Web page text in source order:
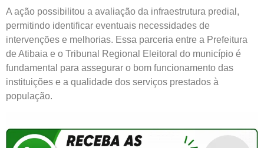
A ação possibilitou a avaliação da infraestrutura predial,
permitindo identificar eventuais necessidades de
intervenções e melhorias. Essa parceria entre a Prefeitura
de Atibaia e o Tribunal Regional Eleitoral do município é
fundamental para assegurar o bom funcionamento das
instituições e a qualidade dos serviços prestados à
população.